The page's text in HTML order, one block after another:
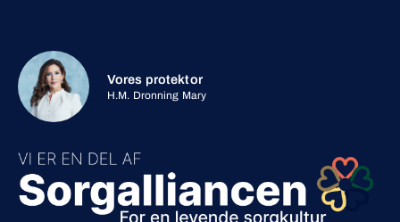
Vores protektor
H.M. Dronning Mary